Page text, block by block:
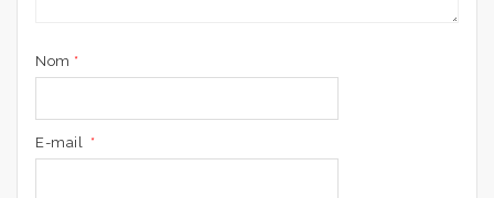
Nom *
E-mail *